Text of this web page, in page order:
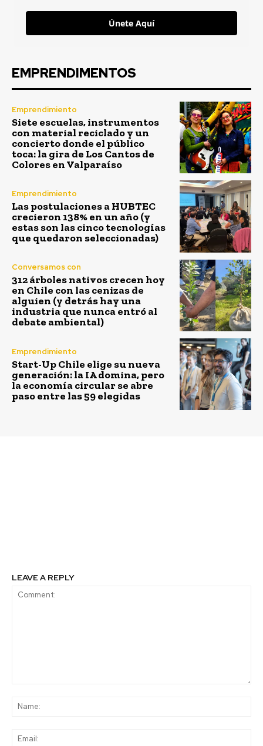
Únete Aquí
EMPRENDIMENTOS
Emprendimiento
Siete escuelas, instrumentos
con material reciclado y un
concierto donde el público
toca: la gira de Los Cantos de
Colores en Valparaíso
Emprendimiento
Las postulaciones a HUBTEC
crecieron 138% en un año (y
estas son las cinco tecnologías
que quedaron seleccionadas)
Conversamos con
312 árboles nativos crecen hoy
en Chile con las cenizas de
alguien (y detrás hay una
industria que nunca entró al
debate ambiental)
Emprendimiento
Start-Up Chile elige su nueva
generación: la IA domina, pero
la economía circular se abre
paso entre las 59 elegidas
LEAVE A REPLY